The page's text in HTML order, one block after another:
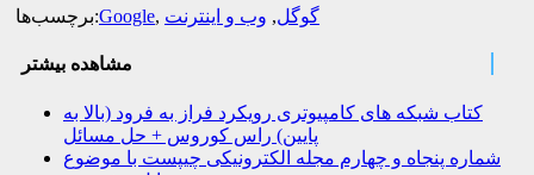
برچسب‌ها:Google, گوگل, وب و اینترنت
مشاهده بیشتر
کتاب شبکه های کامپیوتری رویکرد فراز به فرود (بالا به
پایین) راس کوروس + حل مسائل
شماره پنجاه و چهارم مجله الکترونیکی چیپست با موضوع